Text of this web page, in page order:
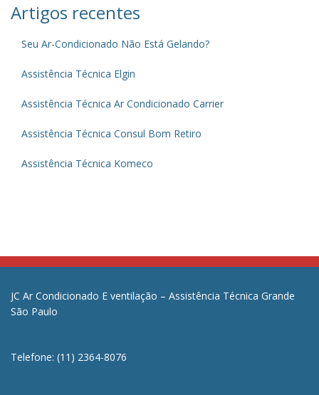
Artigos recentes
Seu Ar-Condicionado Não Está Gelando?
Assistência Técnica Elgin
Assistência Técnica Ar Condicionado Carrier
Assistência Técnica Consul Bom Retiro
Assistência Técnica Komeco
JC Ar Condicionado E ventilação – Assistência Técnica Grande
São Paulo
Telefone: (11) 2364-8076